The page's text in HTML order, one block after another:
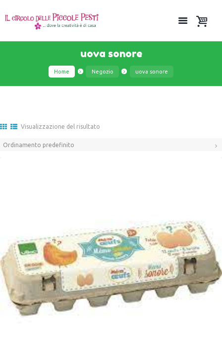
uova sonore
Home Negozio uova sonore
Visualizzazione del risultato